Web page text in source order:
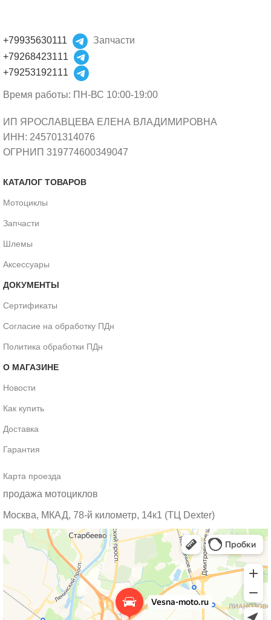
+79935630111
Запчасти
+79268423111
+79253192111
Время работы: ПН-ВС 10:00-19:00
ИП ЯРОСЛАВЦЕВА ЕЛЕНА ВЛАДИМИРОВНА
ИНН: 245701314076
ОГРНИП 319774600349047
КАТАЛОГ ТОВАРОВ
Мотоциклы
Запчасти
Шлемы
Аксессуары
ДОКУМЕНТЫ
Сертификаты
Согласие на обработку ПДн
Политика обработки ПДн
О МАГАЗИНЕ
Новости
Как купить
Доставка
Гарантия
Карта проезда
продажа мотоциклов
Москва, МКАД, 78-й километр, 14к1 (ТЦ Dexter)